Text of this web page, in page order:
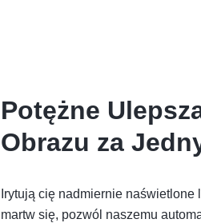
Potężne
Obrazu za
Irytują cię nadmiernie
martw się, pozwól naszemu